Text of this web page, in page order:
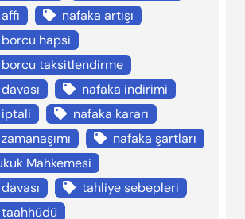
nafaka artışı
hapsi
borcu taksitlendirme
nafaka indirimi
iptali
nafaka kararı
nafaka şartları
Mahkemesi
tahliye sebepleri